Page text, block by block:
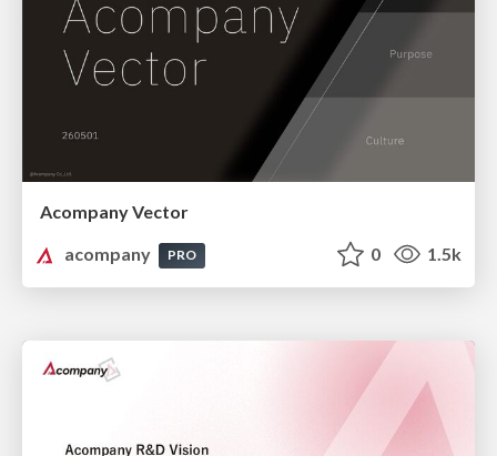
Acompany Vector
acompany
PRO 0 1.5k